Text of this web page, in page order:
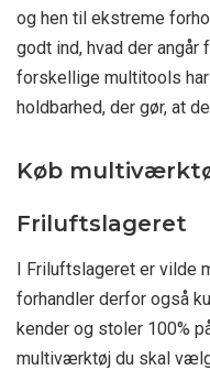
og hen til ekstreme
godt ind, hvad der angår
forskellige multitools
holdbarhed, der gør, at
Køb
Friluftslageret
I Friluftslageret er vilde
forhandler derfor også
kender og stoler 100%
multiværktøj du skal